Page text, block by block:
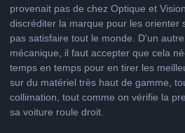
provenait pas de chez Optique et
discréditer la marque pour les orienter
pas satisfaire tout le monde. D'un
mécanique, il faut accepter que cela
temps en temps pour en tirer les
sur du matériel très haut de gamme,
collimation, tout comme on vérifie la
sa voiture roule droit.